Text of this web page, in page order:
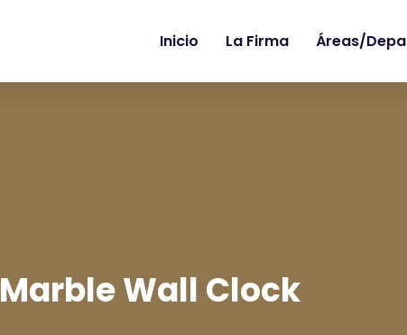
Inicio La Firma Áreas/
Marble Wall Clock